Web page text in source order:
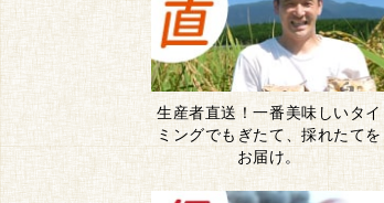
生産者直送！一番美味しいタイ
ミングでもぎたて、採れたてを
お届け。